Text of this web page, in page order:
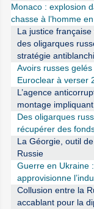
Monaco : explosion
chasse à l’homme
La justice française
des oligarques
stratégie
Avoirs russes
Euroclear à verser
L’agence
montage
Des oligarques
récupérer des
La Géorgie, outil
Russie
Guerre en Ukraine
approvisionne
Collusion entre la
accablant pour la